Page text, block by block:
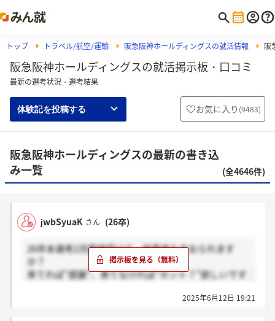
トップ トラベル/航空/運輸 阪急阪神ホールディングスの就活情報 阪
阪急阪神ホールディングスの就活掲示板・口コミ
最新の選考状況・選考結果
体験記を投稿する お気に入り (9483)
阪急阪神ホールディングスの最新の書き込
み一覧
(全4646件)
jwbSyuaK さん (26卒)
26卒本選考2次面接受けて、結果来た方おられます
か？
来てれば”感謝”、来てなければ”ホント？”欲しいです
2025年6月12日 19:21